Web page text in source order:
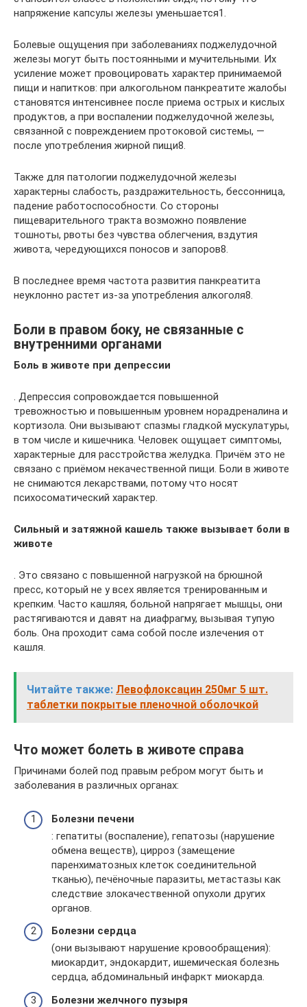
напряжение капсулы железы уменьшается1.
Болевые ощущения при заболеваниях поджелудочной
железы могут быть постоянными и мучительными. Их
усиление может провоцировать характер принимаемой
пищи и напитков: при алкогольном панкреатите жалобы
становятся интенсивнее после приема острых и кислых
продуктов, а при воспалении поджелудочной железы,
связанной с повреждением протоковой системы, —
после употребления жирной пищи8.
Также для патологии поджелудочной железы
характерны слабость, раздражительность, бессонница,
падение работоспособности. Со стороны
пищеварительного тракта возможно появление
тошноты, рвоты без чувства облегчения, вздутия
живота, чередующихся поносов и запоров8.
В последнее время частота развития панкреатита
неуклонно растет из-за употребления алкоголя8.
Боли в правом боку, не связанные с
внутренними органами
Боль в животе при депрессии
. Депрессия сопровождается повышенной
тревожностью и повышенным уровнем норадреналина и
кортизола. Они вызывают спазмы гладкой мускулатуры,
в том числе и кишечника. Человек ощущает симптомы,
характерные для расстройства желудка. Причём это не
связано с приёмом некачественной пищи. Боли в животе
не снимаются лекарствами, потому что носят
психосоматический характер.
Сильный и затяжной кашель также вызывает боли в
животе
. Это связано с повышенной нагрузкой на брюшной
пресс, который не у всех является тренированным и
крепким. Часто кашляя, больной напрягает мышцы, они
растягиваются и давят на диафрагму, вызывая тупую
боль. Она проходит сама собой после излечения от
кашля.
Читайте также: Левофлоксацин 250мг 5 шт.
таблетки покрытые пленочной оболочкой
Что может болеть в животе справа
Причинами болей под правым ребром могут быть и
заболевания в различных органах:
Болезни печени
: гепатиты (воспаление), гепатозы (нарушение
обмена веществ), цирроз (замещение
паренхиматозных клеток соединительной
тканью), печёночные паразиты, метастазы как
следствие злокачественной опухоли других
органов.
Болезни сердца
(они вызывают нарушение кровообращения):
миокардит, эндокардит, ишемическая болезнь
сердца, абдоминальный инфаркт миокарда.
Болезни желчного пузыря